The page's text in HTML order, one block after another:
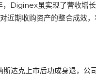
Diginex虽实现了营收增
近期收购资产的整合成效
达克上市后功成身退，公